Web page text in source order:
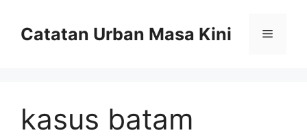
contentCatatan Urban Masa Kini Menu
kasus batam